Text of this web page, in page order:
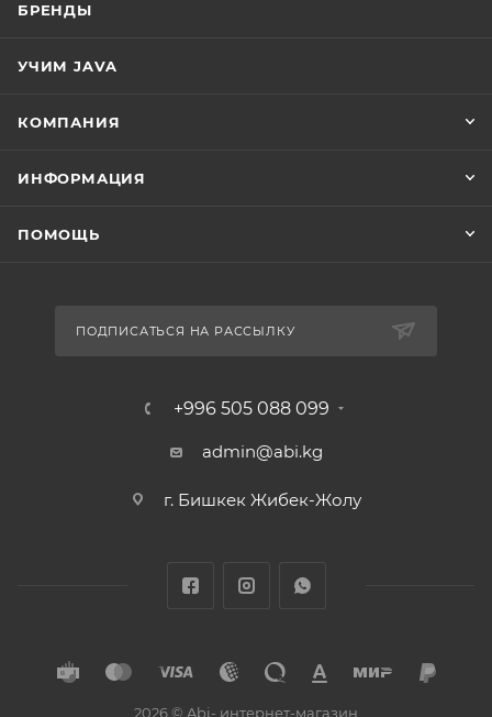
БРЕНДЫ
УЧИМ JAVA
КОМПАНИЯ
ИНФОРМАЦИЯ
ПОМОЩЬ
ПОДПИСАТЬСЯ НА РАССЫЛКУ
+996 505 088 099
admin@abi.kg
г. Бишкек Жибек-Жолу
2026 © Abi- интернет-магазин